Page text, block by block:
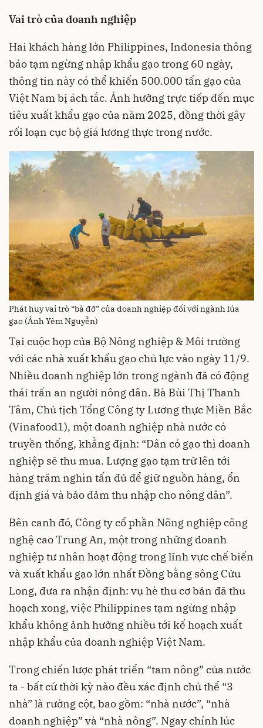
Vai trò của doanh nghiệp
Hai khách hàng lớn Philippines, Indonesia thông
báo tạm ngừng nhập khẩu gạo trong 60 ngày,
thông tin này có thể khiến 500.000 tấn gạo của
Việt Nam bị ách tắc. Ảnh hưởng trực tiếp đến mục
tiêu xuất khẩu gạo của năm 2025, đồng thời gây
rối loạn cục bộ giá lương thực trong nước.
Phát huy vai trò “bà đỡ” của doanh nghiệp đối với ngành lúa
gạo (Ảnh Yêm Nguyễn)
Tại cuộc họp của Bộ Nông nghiệp & Môi trường
với các nhà xuất khẩu gạo chủ lực vào ngày 11/9.
Nhiều doanh nghiệp lớn trong ngành đã có động
thái trấn an người nông dân. Bà Bùi Thị Thanh
Tâm, Chủ tịch Tổng Công ty Lương thực Miền Bắc
(Vinafood1), một doanh nghiệp nhà nước có
truyền thống, khẳng định: “Dân có gạo thì doanh
nghiệp sẽ thu mua. Lượng gạo tạm trữ lên tới
hàng trăm nghìn tấn đủ để giữ nguồn hàng, ổn
định giá và bảo đảm thu nhập cho nông dân”.
Bên canh đó, Công ty cổ phần Nông nghiệp công
nghệ cao Trung An, một trong những doanh
nghiệp tư nhân hoạt động trong lĩnh vực chế biến
và xuất khẩu gạo lớn nhất Đồng bằng sông Cửu
Long, đưa ra nhận định: vụ hè thu cơ bản đã thu
hoạch xong, việc Philippines tạm ngừng nhập
khẩu không ảnh hưởng nhiều tới kế hoạch xuất
nhập khẩu của doanh nghiệp Việt Nam.
Trong chiến lược phát triển “tam nông” của nước
ta - bất cứ thời kỳ nào đều xác định chủ thể “3
nhà” là rường cột, bao gồm: “nhà nước”, “nhà
doanh nghiệp” và “nhà nông”. Ngay chính lúc